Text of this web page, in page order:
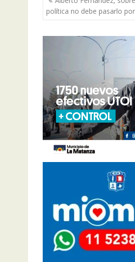
de
entradas
política no debe pasarlo